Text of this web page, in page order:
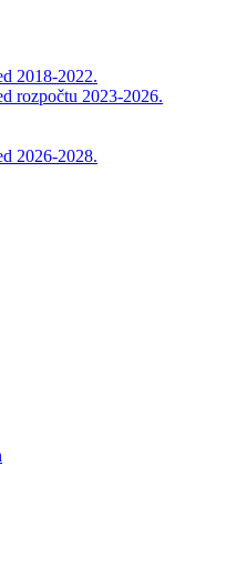
2018-2022.
rozpočtu 2023-2026.
2026-2028.